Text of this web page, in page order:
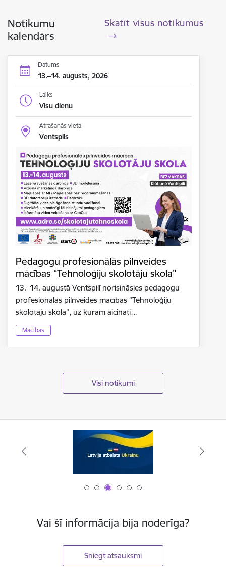
Notikumu
kalendārs
Skatīt visus notikumus
Datums
13.–14. augusts, 2026
Laiks
Visu dienu
Atrašanās vieta
Ventspils
Pedagogu profesionālās pilnveides
mācības “Tehnoloģiju skolotāju skola”
13.–14. augustā Ventspilī norisināsies pedagogu
profesionālās pilnveides mācības “Tehnoloģiju
skolotāju skola”, uz kurām aicināti…
Mācības
Visi notikumi
Vai šī informācija bija noderīga?
Sniegt atsauksmi